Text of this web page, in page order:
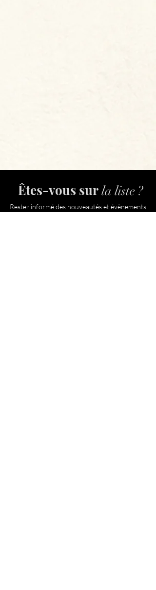
Êtes-vous surla liste ?
Restez informé des nouveautés et évènements
à venir